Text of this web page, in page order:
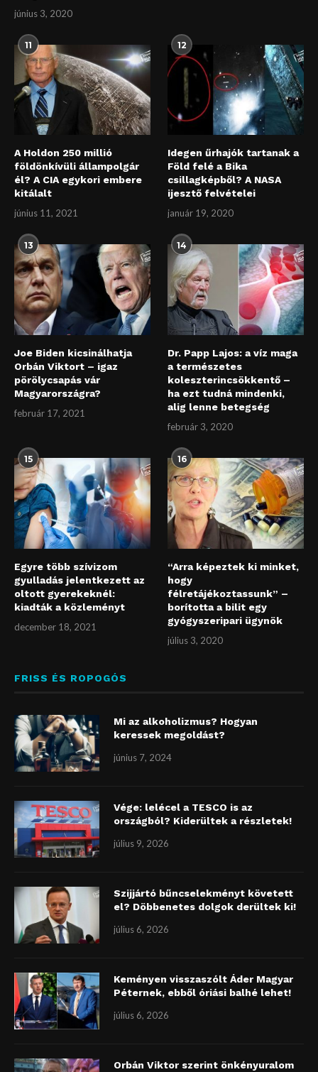
június 3, 2020
11
A Holdon 250 millió
földönkívüli állampolgár
él? A CIA egykori embere
kitálalt
június 11, 2021
12
Idegen űrhajók tartanak a
Föld felé a Bika
csillagképből? A NASA
ijesztő felvételei
január 19, 2020
13
Joe Biden kicsinálhatja
Orbán Viktort – igaz
pörölycsapás vár
Magyarországra?
február 17, 2021
14
Dr. Papp Lajos: a víz maga
a természetes
koleszterincsökkentő –
ha ezt tudná mindenki,
alig lenne betegség
február 3, 2020
15
Egyre több szívizom
gyulladás jelentkezett az
oltott gyerekeknél:
kiadták a közleményt
december 18, 2021
16
“Arra képeztek ki minket,
hogy
félretájékoztassunk” –
borította a bilit egy
gyógyszeripari ügynök
július 3, 2020
FRISS ÉS ROPOGÓS
Mi az alkoholizmus? Hogyan
keressek megoldást?
június 7, 2024
Vége: lelécel a TESCO is az
országból? Kiderültek a részletek!
július 9, 2026
Szijjártó bűncselekményt követett
el? Döbbenetes dolgok derültek ki!
július 6, 2026
Keményen visszaszólt Áder Magyar
Péternek, ebből óriási balhé lehet!
július 6, 2026
Orbán Viktor szerint önkényuralom